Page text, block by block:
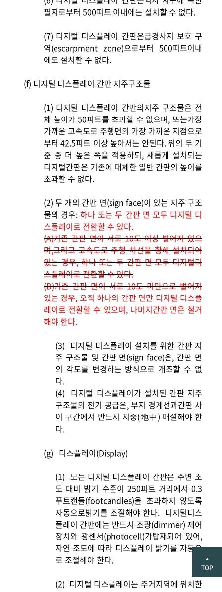
필지로부터 500피트 이내에는 설치할 수 없다.
(7) 디지털 디스플레이 간판은급경사지 보호 구
역(escarpment zone)으로부터 500피트이내
에도 설치할 수 없다.
(f) 디지털 디스플레이 간판 지주구조물
(1) 디지털 디스플레이 간판의지주 구조물은 전
체 높이가 50피트를 초과할 수 없으며, 또는가장
가까운 고속도로 주행면의 가장 가까운 지점으로
부터 42.5피트 이상 높아서는 안된다. 위의 두 기
준 중 더 높은 쪽을 적용하되, 새롭게 설치되는
디지털간판은 기존에 대체한 일반 간판의 높이를
초과할 수 없다.
(2)두 개의 간판 면(sign face)이 있는 지주 구조
물의 경우:하나 또는 두 간판 면 모두 디지털 디
스플레이로 전환할 수 있다.
(A)기존 간판 면이 서로 10도 이상 벌어져 있으
며,그리고 고속도로 주행 차선을 향해 설치되어
있는 경우, 하나 또는 두 간판 면 모두 디지털디
스플레이로 전환할 수 있다.
(B)기존 간판 면이 서로 10도 미만으로 벌어져
있는 경우, 오직 하나의 간판 면만 디지털 디스플
레이로 전환할 수 있으며, 나머지간판 면은 철거
해야 한다.
(3) 디지털 디스플레이 설치를 위한 간판 지
주 구조물 및 간판 면(sign face)은, 간판 면
의 각도를 변경하는 방식으로 개조할 수 없
다.
(4) 디지털 디스플레이가 설치된 간판 지주
구조물의 전기 공급은, 부지 경계선과간판 사
이 구간에서 반드시 지중(地中) 매설해야 한
다.
(g) 디스플레이(Display)
(1) 모든 디지털 디스플레이 간판은 주변 조
도 대비 밝기 수준이 250피트 거리에서 0.3
푸트캔들(footcandles)을 초과하지 않도록
자동으로밝기를 조절해야 한다. 디지털디스
플레이 간판에는 반드시 조광(dimmer) 제어
장치와 광센서(photocell)가탑재되어 있어,
자연 조도에 따라 디스플레이 밝기를 자동으
로 조절해야 한다.
(2) 디지털 디스플레이는 주거지역에 위치한